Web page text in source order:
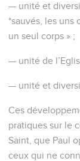
— unité et
*sauvés, les uns
un seul corps » ;
— unité de
— unité et
Ces
pratiques sur le
Saint, que Paul
ceux qui ne